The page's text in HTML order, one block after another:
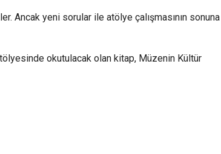
Ancak yeni sorular ile atölye çalışmasının sonuna
okutulacak olan kitap, Müzenin Kültür